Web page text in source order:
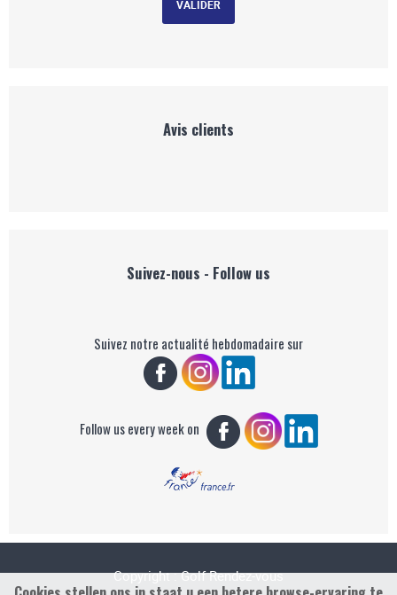
Avis clients
Suivez-nous - Follow us
Suivez notre actualité hebdomadaire sur
Follow us every week on
Copyright : Golf Rendez-vous